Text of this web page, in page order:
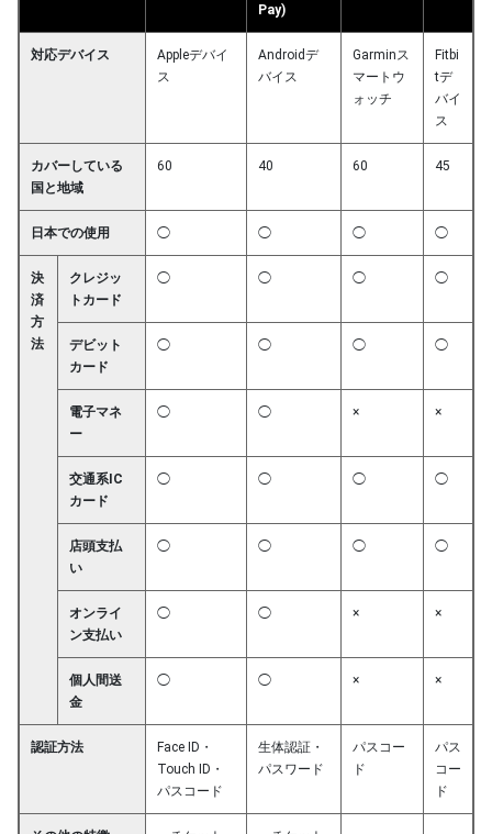
Pay)
対応デバイス
Appleデバイ
ス
Androidデ
バイス
Garminス
マートウ
ォッチ
Fitbi
tデ
バイ
ス
カバーしている
国と地域
60 40 60 45
日本での使用 ◯ ◯ ◯ ◯
決
済
方
法
クレジッ
トカード
◯ ◯ ◯ ◯
デビット
カード
◯ ◯ ◯ ◯
電子マネ
ー
◯ ◯ × ×
交通系IC
カード
◯ ◯ ◯ ◯
店頭支払
い
◯ ◯ ◯ ◯
オンライ
ン支払い
◯ ◯ × ×
個人間送
金
◯ ◯ × ×
認証方法
Face ID・
Touch ID・
パスコード
生体認証・
パスワード
パスコー
ド
パス
コー
ド